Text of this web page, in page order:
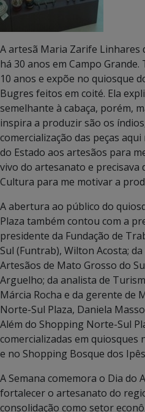
A artesã Maria Zarife Linhares
há 30 anos em Campo
10 anos e expõe no quiosque
Bugres feitos em coité. Ela
semelhante à cabaça, porém,
inspira a produzir são os
comercialização das peças
do Estado aos artesãos para
vivo do artesanato e precisava
Cultura para me motivar a
A abertura ao público do
Plaza também contou com a
presidente da Fundação de
Sul (Funtrab), Wilton Acosta;
Artesãos de Mato Grosso do
Arguelho; da analista de
Márcia Rocha e da gerente de
Norte-Sul Plaza, Daniela
Além do Shopping Norte-Sul
comercializadas em quiosques
e no Shopping Bosque dos
A Semana comemora o Dia do
fortalecer o artesanato do
consolidação como setor